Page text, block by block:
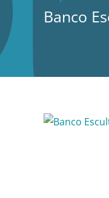
Banco